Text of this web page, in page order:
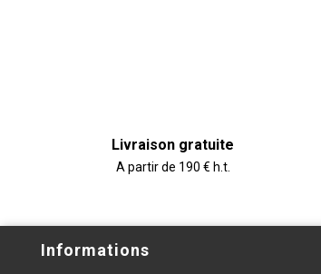
Livraison gratuite
A partir de 190 € h.t.
Informations